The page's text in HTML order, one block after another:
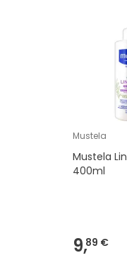
Mustela
Mustela
400ml
9,89 €